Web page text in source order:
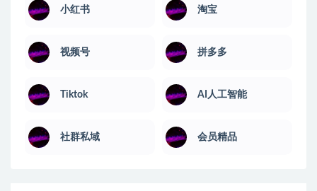
小红书 淘宝
视频号 拼多多
Tiktok AI人工智能
社群私域 会员精品